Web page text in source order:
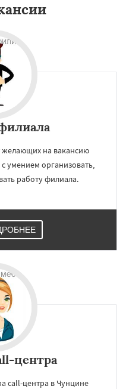
на вакансию
умением организовать,
работу филиала.
центра
call-центра в Чунцине